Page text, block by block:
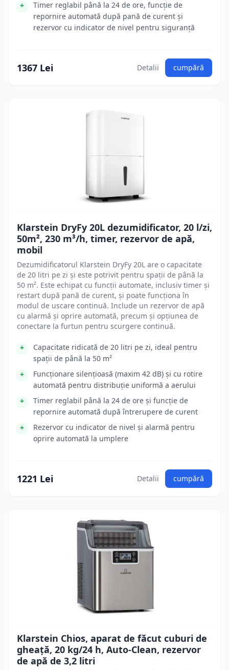
Timer reglabil până la 24 de ore, funcție de
repornire automată după pană de curent și
rezervor cu indicator de nivel pentru siguranță
1367 Lei Detalii cumpără
Klarstein DryFy 20L dezumidificator, 20 l/zi,
50m², 230 m³/h, timer, rezervor de apă,
mobil
Dezumidificatorul Klarstein DryFy 20L are o capacitate
de 20 litri pe zi și este potrivit pentru spații de până la
50 m². Este echipat cu funcții automate, inclusiv timer și
restart după pană de curent, și poate funcționa în
modul de uscare continuă. Include un rezervor de apă
cu alarmă și oprire automată, precum și opțiunea de
conectare la furtun pentru scurgere continuă.
Capacitate ridicată de 20 litri pe zi, ideal pentru
spații de până la 50 m²
Funcționare silențioasă (maxim 42 dB) și cu rotire
automată pentru distribuție uniformă a aerului
Timer reglabil până la 24 de ore și funcție de
repornire automată după întrerupere de curent
Rezervor cu indicator de nivel și alarmă pentru
oprire automată la umplere
1221 Lei Detalii cumpără
Klarstein Chios, aparat de făcut cuburi de
gheață, 20 kg/24 h, Auto-Clean, rezervor
de apă de 3,2 litri